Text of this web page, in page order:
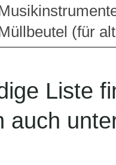
(für
Liste
auch